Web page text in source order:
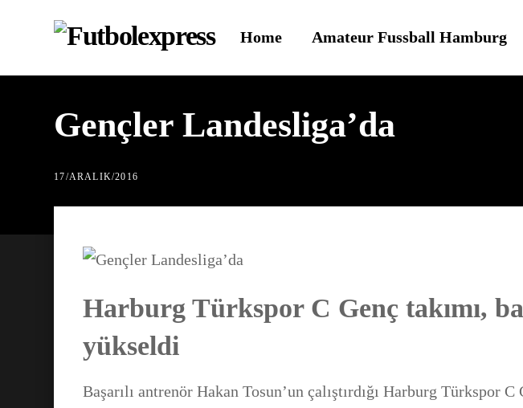
Home Amateur Fussball Hamburg
Gençler Landesliga’da
17/ARALIK/2016
Harburg Türkspor C Genç takımı,
yükseldi
Başarılı antrenör Hakan Tosun’un çalıştırdığı Harburg Türkspor